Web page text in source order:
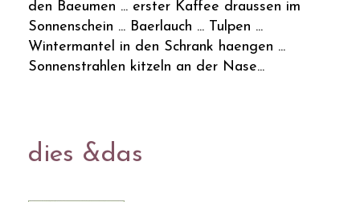
den Baeumen ... erster Kaffee draussen im
Sonnenschein ... Baerlauch ... Tulpen ...
Wintermantel in den Schrank haengen ...
Sonnenstrahlen kitzeln an der Nase...
dies &das